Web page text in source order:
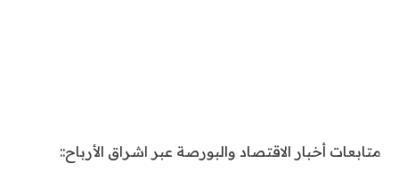
متابعات أخبار الاقتصاد والبورصة عبر اشراق الأرباح::